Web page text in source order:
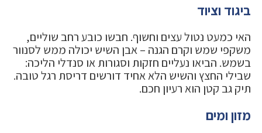
ביגוד וציוד
האי כמעט נטול עצים וחשוף. חבשו כובע רחב שוליים,
משקפי שמש וקרם הגנה – אבן השיש יכולה ממש לסנוור
בשמש. הביאו נעליים חזקות וסגורות או סנדלי הליכה:
שבילי החצץ והשיש הלא אחיד דורשים דריסת רגל טובה.
תיק גב קטן הוא רעיון חכם.
מזון ומים